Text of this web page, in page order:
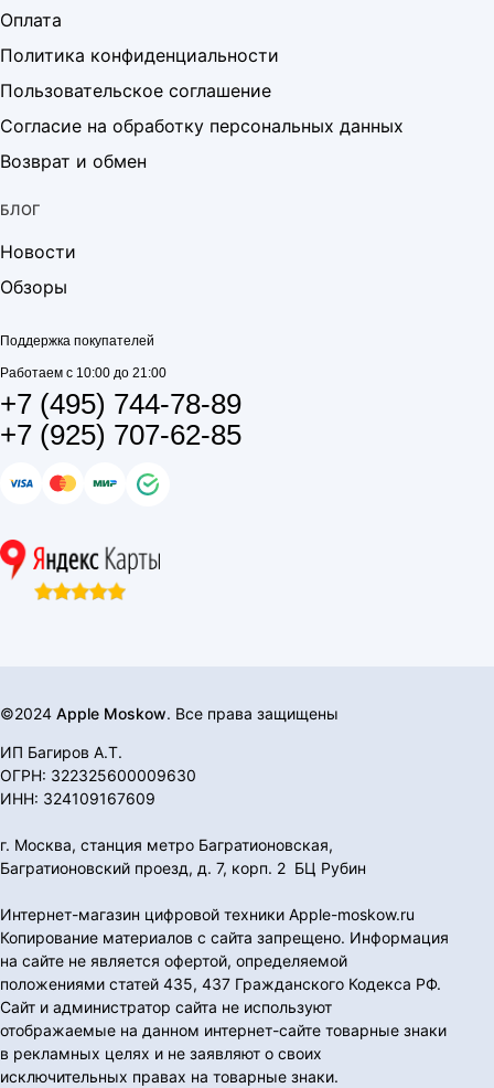
Оплата
Политика конфиденциальности
Пользовательское соглашение
Согласие на обработку персональных данных
Возврат и обмен
БЛОГ
Новости
Обзоры
Поддержка покупателей
Работаем с 10:00 до 21:00
+7 (495) 744-78-89
+7 (925) 707-62-85
©2024 Apple Moskow. Все права защищены
ИП Багиров А.Т.
ОГРН: 322325600009630
ИНН: 324109167609
г. Москва, станция метро Багратионовская,
Багратионовский проезд, д. 7, корп. 2 БЦ Рубин
Интернет-магазин цифровой техники Apple-moskow.ru
Копирование материалов с сайта запрещено. Информация
на сайте не является офертой, определяемой
положениями статей 435, 437 Гражданского Кодекса РФ.
Сайт и администратор сайта не используют
отображаемые на данном интернет-сайте товарные знаки
в рекламных целях и не заявляют о своих
исключительных правах на товарные знаки.